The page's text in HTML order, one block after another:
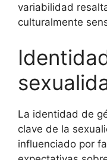
variabilidad
culturalmente
La identidad de
clave de la
influenciado por